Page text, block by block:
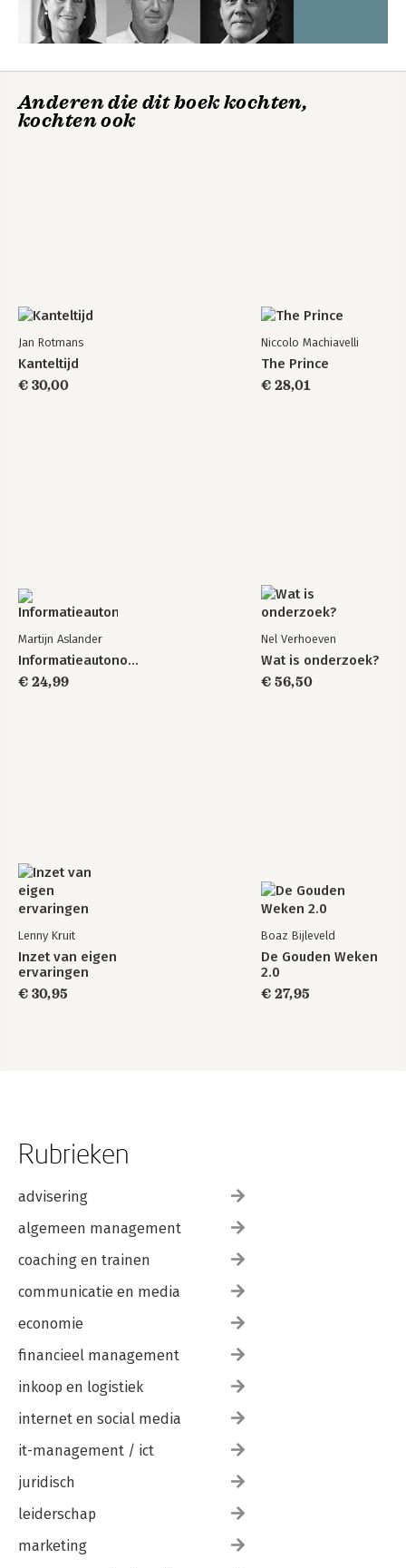
Anderen die dit boek kochten,
kochten ook
Jan Rotmans
Kanteltijd
€ 30,00
Niccolo Machiavelli
The Prince
€ 28,01
Martijn Aslander
Informatieautonomie
€ 24,99
Nel Verhoeven
Wat is onderzoek?
€ 56,50
Lenny Kruit
Inzet van eigen
ervaringen
€ 30,95
Boaz Bijleveld
De Gouden Weken
2.0
€ 27,95
Rubrieken
advisering
algemeen management
coaching en trainen
communicatie en media
economie
financieel management
inkoop en logistiek
internet en social media
it-management / ict
juridisch
leiderschap
marketing